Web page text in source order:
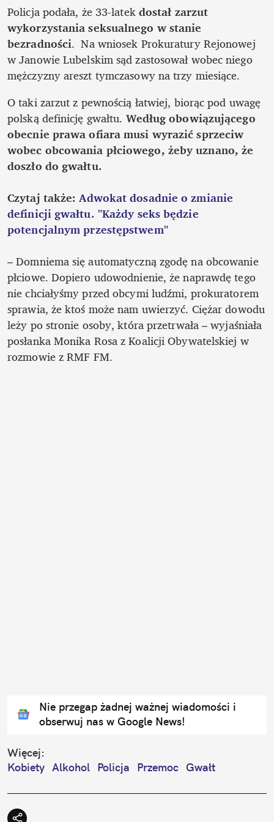
Policja podała, że 33-latek dostał zarzut
wykorzystania seksualnego w stanie
bezradności.  Na wniosek Prokuratury Rejonowej
w Janowie Lubelskim sąd zastosował wobec niego
O taki zarzut z pewnością łatwiej, biorąc pod uwagę
polską definicję gwałtu. Według obowiązującego
obecnie prawa ofiara musi wyrazić sprzeciw
wobec obcowania płciowego, żeby uznano, że
doszło do gwałtu.
Czytaj także: Adwokat dosadnie o zmianie
definicji gwałtu. "Każdy seks będzie
potencjalnym przestępstwem"
– Domniema się automatyczną zgodę na obcowanie
płciowe. Dopiero udowodnienie, że naprawdę tego
nie chciałyśmy przed obcymi ludźmi, prokuratorem
sprawia, że ktoś może nam uwierzyć. Ciężar dowodu
leży po stronie osoby, która przetrwała – wyjaśniała
posłanka Monika Rosa z Koalicji Obywatelskiej w
rozmowie z RMF FM.
Nie przegap żadnej ważnej wiadomości i
obserwuj nas w Google News!
Więcej:
Kobiety Alkohol Policja Przemoc Gwałt